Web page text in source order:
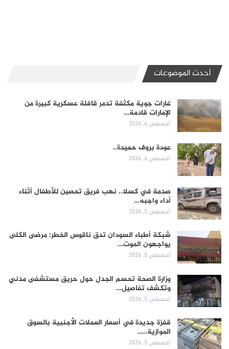
أحدث الموضوعات
غارات جوية مكثفة تدمر قافلة عسكرية كبيرة من
الإمارات قادمة…
أغسطس 6, 2026
عودة بروف حميدة..
أغسطس 6, 2026
صدمة في كسلا.. نهب فريق تحصين للأطفال أثناء
أداء واجبه…
أغسطس 5, 2026
شبكة أطباء السودان تدق ناقوس الخطر: مرضى الكلى
يواجهون الموت…
أغسطس 5, 2026
وزارة الصحة تحسم الجدل حول حريق مستشفى مدني
وتكشف تفاصيل…
أغسطس 5, 2026
قفزة جديدة في أسعار العملات الأجنبية بالسوق
الموازية..…
أغسطس 5, 2026